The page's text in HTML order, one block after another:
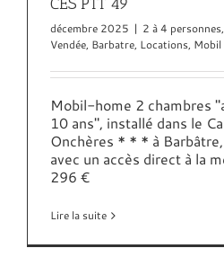
décembre 2025 | 2 à 4 personnes,
Vendée, Barbatre, Locations, Mobil
Mobil-home 2 chambres
10 ans", installé dans le
Onchères * * * à
avec un accès direct à la
296 €
Lire la suite